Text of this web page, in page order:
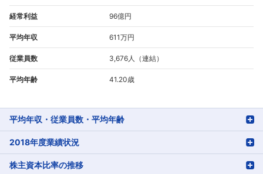
経常利益 96億円
平均年収 611万円
従業員数 3,676人（連結）
平均年齢 41.20歳
平均年収・従業員数・平均年齢
2018年度業績状況
株主資本比率の推移